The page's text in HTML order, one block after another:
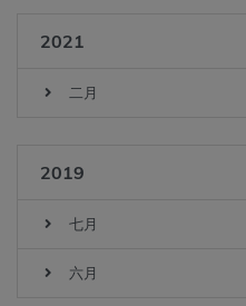
2021
二月
2019
七月
六月